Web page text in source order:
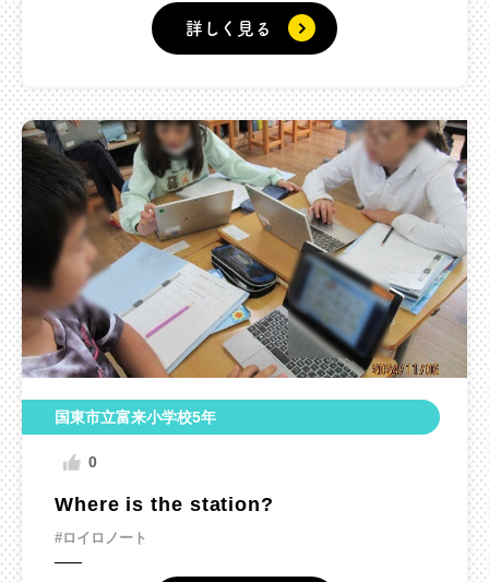
詳しく見る
国東市立富来小学校5年
0
Where is the station?
#ロイロノート